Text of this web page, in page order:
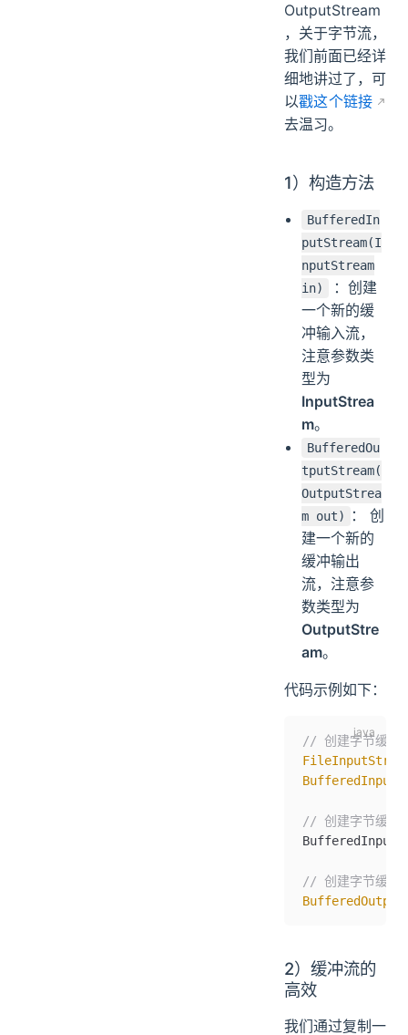
OutputStream
，关于字节流，
我们前面已经详
细地讲过了，可
以戳这个链接
去温习。
1）构造方法
BufferedIn
putStream(I
nputStream
in)
：创建
一个新的缓
冲输入流，
注意参数类
型为
InputStrea
m。
BufferedOu
tputStream(
OutputStrea
m out)
： 创
建一个新的
缓冲输出
流，注意参
数类型为
OutputStre
am。
代码示例如下：
// 创建字节缓冲
// 创建字节缓冲
// 创建字节缓冲
2）缓冲流的
高效
我们通过复制一